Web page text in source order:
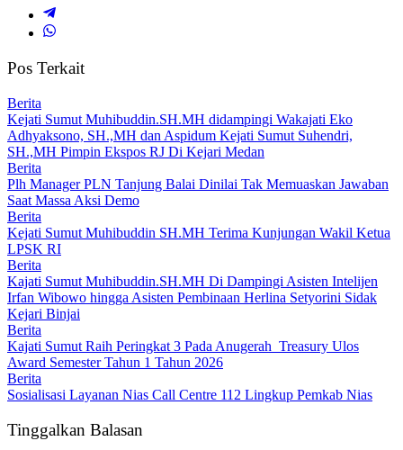
Pos Terkait
Berita
Kejati Sumut Muhibuddin.SH.MH didampingi Wakajati Eko
Adhyaksono, SH.,MH dan Aspidum Kejati Sumut Suhendri,
SH.,MH Pimpin Ekspos RJ Di Kejari Medan
Berita
Plh Manager PLN Tanjung Balai Dinilai Tak Memuaskan Jawaban
Saat Massa Aksi Demo
Berita
Kejati Sumut Muhibuddin SH.MH Terima Kunjungan Wakil Ketua
LPSK RI
Berita
Kajati Sumut Muhibuddin.SH.MH Di Dampingi Asisten Intelijen
Irfan Wibowo hingga Asisten Pembinaan Herlina Setyorini Sidak
Kejari Binjai
Berita
Kajati Sumut Raih Peringkat 3 Pada Anugerah Treasury Ulos
Award Semester Tahun 1 Tahun 2026
Berita
Sosialisasi Layanan Nias Call Centre 112 Lingkup Pemkab Nias
Tinggalkan Balasan